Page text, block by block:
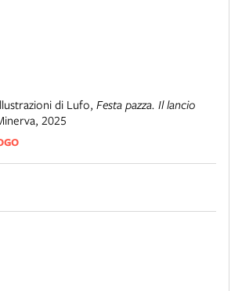
di Lufo, Festa pazza. Il lancio
, 2025